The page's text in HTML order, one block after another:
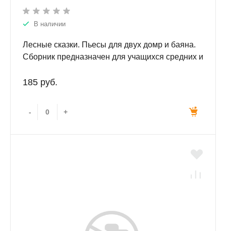
В наличии
Лесные сказки. Пьесы для двух домр и баяна.
Сборник предназначен для учащихся средних и
185 руб.
- +